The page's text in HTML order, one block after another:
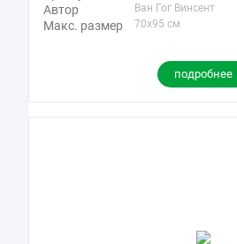
Автор Ван Гог Винсент
Макс. размер 70x95 см
подробнее